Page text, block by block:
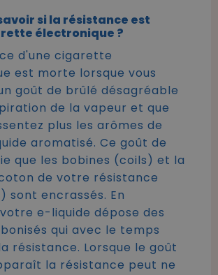
si la résistance est
électronique ?
d'une cigarette
est morte lorsque vous
goût de brûlé désagréable
de la vapeur et que
plus les arômes de
aromatisé. Ce goût de
que les bobines (coils) et la
de votre résistance
sont encrassés. En
e-liquide dépose des
qui avec le temps
résistance. Lorsque le goût
la résistance peut ne